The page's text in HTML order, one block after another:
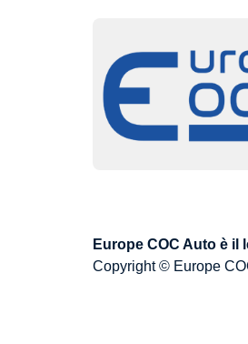
Image
Europe COC Auto è
Copyright © Europe